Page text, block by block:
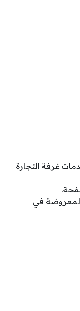
غرفة التجارة
المعروضة في